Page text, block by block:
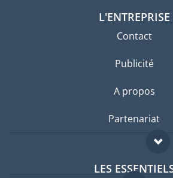
L'ENTREPRISE
Contact
Publicité
A propos
Partenariat
LES